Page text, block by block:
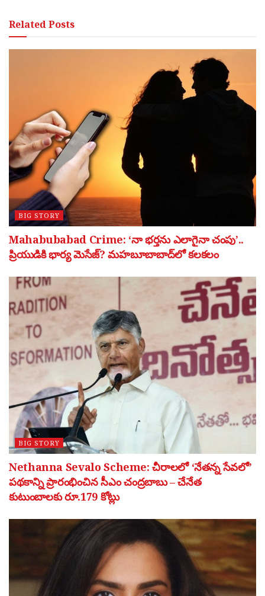
RelatedPosts
BIG STORY
Mahabubabad Crime: ‘నా భర్తను ఎలాగైనా చంపు’..
ప్రియుడికి భార్య మెసేజ్? మహబూబాబాద్‌లో కలకలం
BIG STORY
Nethanna Sevalo Scheme: చీరాలలో ‘నేతన్న సేవలో’
పథకాన్ని ప్రారంభించిన సీఎం చంద్రబాబు – చేనేత
కుటుంబాలకు రూ.179 కోట్లు